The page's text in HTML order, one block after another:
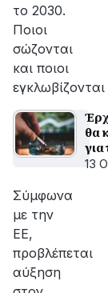
το 2030.
Ποιοι
σώζονται
και ποιοι
εγκλωβίζονται
θα
για
13
Σύμφωνα
με την
ΕΕ,
προβλέπεται
αύξηση